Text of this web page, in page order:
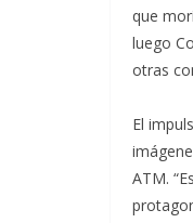
que
luego
otras
El
ATM.